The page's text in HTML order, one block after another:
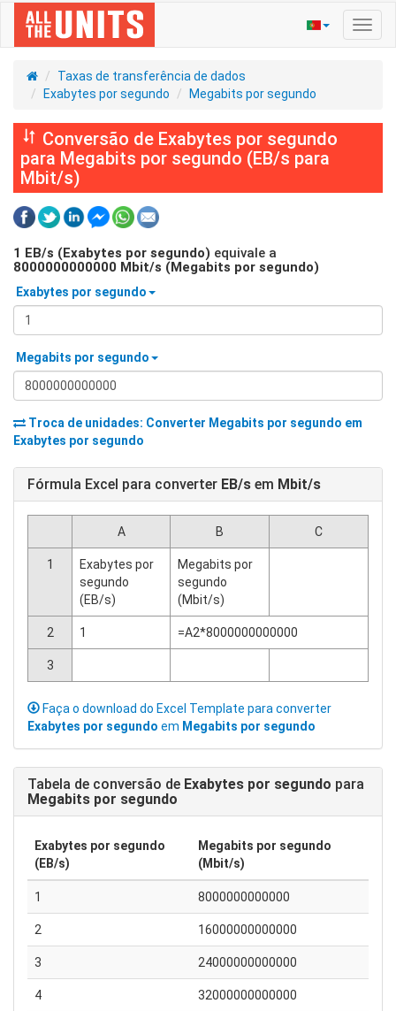
Taxas de transferência de dados
Exabytes por segundo
Megabits por segundo
Conversão de Exabytes por segundo
para Megabits por segundo (EB/s para
Mbit/s)
1 EB/s (Exabytes por segundo) equivale a
8000000000000 Mbit/s (Megabits por segundo)
Exabytes por segundo
Megabits por segundo
Troca de unidades: Converter Megabits por segundo em
Exabytes por segundo
Fórmula Excel para converter EB/s em Mbit/s
A B C
1
Exabytes por
segundo
(EB/s)
Megabits por
segundo
(Mbit/s)
2 1 =A2*8000000000000
3
Faça o download do Excel Template para converter
Exabytes por segundo em Megabits por segundo
Tabela de conversão de Exabytes por segundo para
Megabits por segundo
Exabytes por segundo
(EB/s)
Megabits por segundo
(Mbit/s)
1 8000000000000
2 16000000000000
3 24000000000000
4 32000000000000